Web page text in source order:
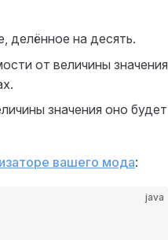
делённое на десять.
от величины значения
значения оно будет
вашего мода:
java